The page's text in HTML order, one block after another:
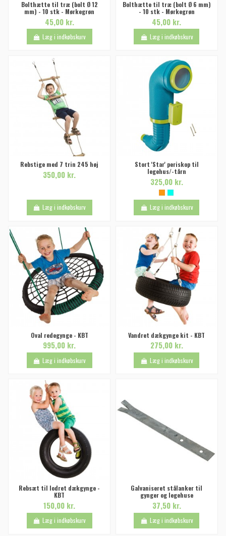
Bolthætte til træ (bolt Ø 12
mm) - 10 stk - Mørkegrøn
45,00 kr.
Læg i indkøbskurv
Bolthætte til træ (bolt Ø 6 mm)
- 10 stk - Mørkegrøn
45,00 kr.
Læg i indkøbskurv
Rebstige med 7 trin 245 høj
350,00 kr.
Læg i indkøbskurv
Stort 'Star' periskop til
legehus/-tårn
325,00 kr.
Læg i indkøbskurv
Oval redegynge - KBT
995,00 kr.
Læg i indkøbskurv
Vandret dækgynge kit - KBT
275,00 kr.
Læg i indkøbskurv
Rebsæt til lodret dækgynge -
KBT
150,00 kr.
Læg i indkøbskurv
Galvaniseret stålanker til
gynger og legehuse
37,50 kr.
Læg i indkøbskurv